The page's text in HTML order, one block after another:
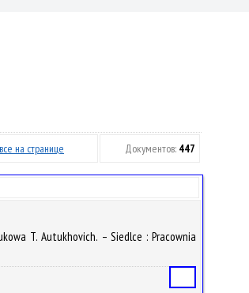
на странице Документов: 447
T. Autukhovich. – Siedlce : Pracownia